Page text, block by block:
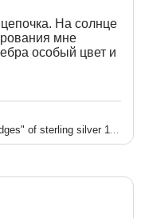
На солнце
мне
особый цвет и